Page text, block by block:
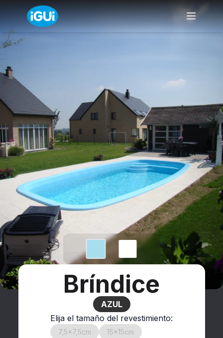
Bríndice
AZUL
Elija el tamaño del revestimiento:
7,5x7,5cm 15x15cm